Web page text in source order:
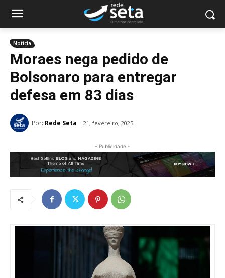
Notícia
Moraes nega pedido de
Bolsonaro para entregar
defesa em 83 dias
Por: Rede Seta 21, fevereiro, 2025
- Publicidade -